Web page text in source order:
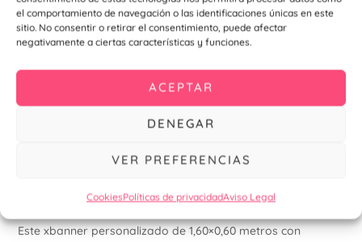
el comportamiento de navegación o las identificaciones únicas en este
sitio. No consentir o retirar el consentimiento, puede afectar
negativamente a ciertas características y funciones.
ACEPTAR
DENEGAR
VER PREFERENCIAS
CookiesPolíticas de privacidadAviso Legal
Detalles Adicionales:
Además de bodas, este xbanner es ideal
para otros eventos especiales como bautizos,
comuniones, aniversarios y más, ofreciendo una
Presentación Profesional: La estructura robusta del
banner y la calidad de la impresión aseguran una
toque de distinción a tu evento.
Este xbanner personalizado de 1,60×0,60 metros con